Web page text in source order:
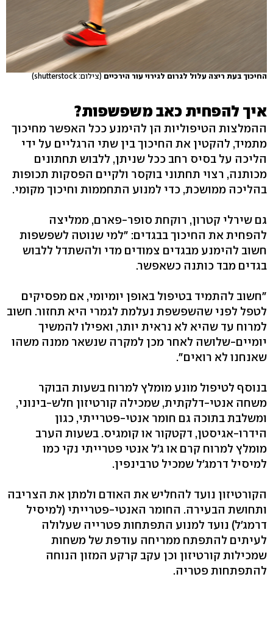
החיכוך בעת ריצה עלול לגרום לגירוי עור הירכיים (צילום: shutterstock)
איך להפחית כאב משפשפות?
ההמלצות הטיפוליות הן להימנע ככל האפשר מחיכוך
מתמיד, להקטין את החיכוך בין שתי הרגליים על ידי
הליכה על בסיס רחב ככל שניתן, ללבוש תחתונים
מכותנה, רצוי תחתוני בוקסר ולקיים הפסקות תכופות
בהליכה ממושכת, כדי למנוע התחממות וחיכוך מקומי.
גם שירלי קטרון, רוקחת סופר-פארם, ממליצה
להפחית את החיכוך בבגדים: "למי שנוטה לשפשפות
חשוב להימנע מבגדים צמודים מדי ולהשתדל ללבוש
בגדים מבד כותנה כשאפשר.
"חשוב להתמיד בטיפול באופן יומיומי, אם מפסיקים
לטפל לפני שהשפשפת נעלמת לגמרי היא תחזור. חשוב
למרוח עד שהיא לא נראית יותר, ואפילו להמשיך
יומיים-שלושה לאחר מכן למקרה שנשאר ממנה משהו
שאנחנו לא רואים".
בנוסף לטיפול מונע מומלץ למרוח בשעות הבוקר
משחה אנטי-דלקתית, שמכילה קורטיזון חלש-בינוני,
ומשלבת בתוכה גם חומר אנטי-פטרייתי, כגון
הידרו-אגיסטן, דקטקור או קומגיס. בשעות הערב
מומלץ למרוח קרם או ג'ל אנטי פטרייתי נקי כמו
למיסיל דרמג'ל שמכיל טרבינפין.
הקורטיזון נועד להחליש את האודם ולמתן את הצריבה
ותחושת הבעירה. החומר האנטי-פטרייתי (למיסיל
דרמג'ל) נועד למנוע התפתחות פטרייה שעלולה
לעיתים להתפתח ממריחה עודפת של משחות
שמכילות קורטיזון וכן עקב קרקע המזון הנוחה
להתפתחות פטריה.